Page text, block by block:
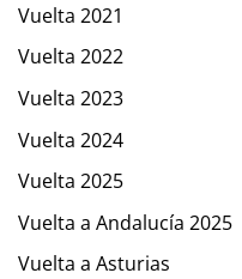
Vuelta 2021
Vuelta 2022
Vuelta 2023
Vuelta 2024
Vuelta 2025
Vuelta a Andalucía 2025
Vuelta a Asturias